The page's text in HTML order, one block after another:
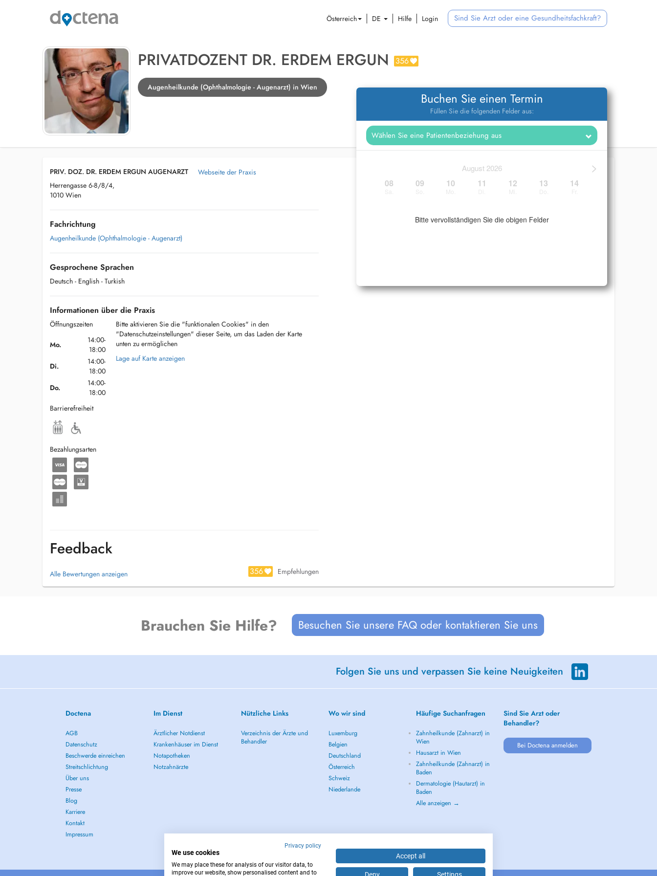
Österreich DE Hilfe Login Sind Sie Arzt oder eine Gesundheitsfachkraft?
PRIVATDOZENT DR. ERDEM ERGUN 356
Augenheilkunde (Ophthalmologie - Augenarzt) in Wien
Buchen Sie einen Termin
Füllen Sie die folgenden Felder aus:
>
August 2026
08 09 10 11 12 13 14
Bitte vervollständigen Sie die obigen Felder
PRIV. DOZ. DR. ERDEM ERGUN AUGENARZT
Herrengasse 6-8/8/4,
1010 Wien
Webseite der Praxis
Fachrichtung
Augenheilkunde (Ophthalmologie - Augenarzt)
Gesprochene Sprachen
Deutsch - English - Turkish
Informationen über die Praxis
Öffnungszeiten
Mo.
14:00-
18:00
Di.
14:00-
18:00
Do.
14:00-
18:00
Barrierefreiheit
Bezahlungsarten
Bitte aktivieren Sie die "funktionalen Cookies" in den
"Datenschutzeinstellungen" dieser Seite, um das Laden der Karte
unten zu ermöglichen
Lage auf Karte anzeigen
Feedback
Alle Bewertungen anzeigen 356 Empfehlungen
Brauchen Sie Hilfe? Besuchen Sie unsere FAQ oder kontaktieren Sie uns
Folgen Sie uns und verpassen Sie keine Neuigkeiten
Doctena
AGB
Datenschutz
Beschwerde einreichen
Streitschlichtung
Über uns
Presse
Blog
Karriere
Kontakt
Impressum
Im Dienst
Ärztlicher Notdienst
Krankenhäuser im Dienst
Notapotheken
Notzahnärzte
Nützliche Links
Verzeichnis der Ärzte und
Behandler
Wo wir sind
Luxemburg
Belgien
Deutschland
Österreich
Schweiz
Niederlande
Häufige Suchanfragen
Zahnheilkunde (Zahnarzt) in
Wien
Hausarzt in Wien
Zahnheilkunde (Zahnarzt) in
Baden
Dermatologie (Hautarzt) in
Baden
Alle anzeigen →
Sind Sie Arzt oder
Behandler?
Bei Doctena anmelden
Privacy policy
We use cookies
We may place these for analysis of our visitor data, to
improve our website, show personalised content and to
Accept all